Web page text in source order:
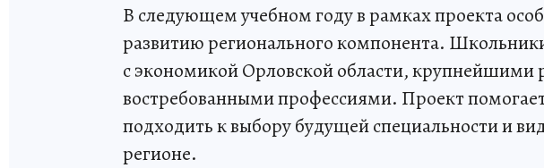
В следующем учебном году в рамках проекта
развитию регионального компонента.
с экономикой Орловской области, крупнейшими
востребованными профессиями. Проект
подходить к выбору будущей специальности и
регионе.